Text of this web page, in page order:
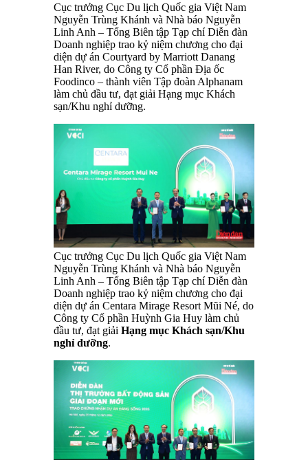
Cục trưởng Cục Du lịch Quốc gia Việt Nam
Nguyễn Trùng Khánh và Nhà báo Nguyễn
Linh Anh – Tổng Biên tập Tạp chí Diễn đàn
Doanh nghiệp trao kỷ niệm chương cho đại
diện dự án Courtyard by Marriott Danang
Han River, do Công ty Cổ phần Địa ốc
Foodinco – thành viên Tập đoàn Alphanam
làm chủ đầu tư, đạt giải Hạng mục Khách
sạn/Khu nghỉ dưỡng.
Cục trưởng Cục Du lịch Quốc gia Việt Nam
Nguyễn Trùng Khánh và Nhà báo Nguyễn
Linh Anh – Tổng Biên tập Tạp chí Diễn đàn
Doanh nghiệp trao kỷ niệm chương cho đại
diện dự án Centara Mirage Resort Mũi Né, do
Công ty Cổ phần Huỳnh Gia Huy làm chủ
đầu tư, đạt giải Hạng mục Khách sạn/Khu
nghỉ dưỡng.